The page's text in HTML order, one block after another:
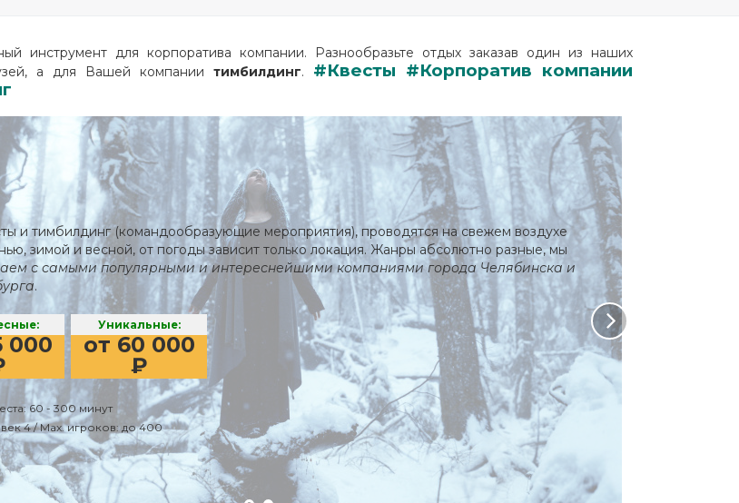
инструмент для корпоратива компании. Разнообразьте отдых заказав один из наших
а для Вашей компании тимбилдинг. #Квесты #Корпоратив компании
и тимбилдинг (командообразующие мероприятия), проводятся на свежем воздухе
зимой и весной, от погоды зависит только локация. Жанры абсолютно разные, мы
с самыми популярными и интереснейшими компаниями города Челябинска и
.
000
Уникальные:
от 60 000
₽
60 - 300 минут
4 / Max. игроков: до 400